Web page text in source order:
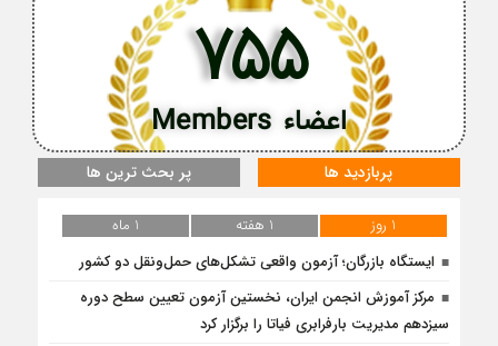
اعضاء Members
755
پربازدید ها پر بحث ترین ها
1 روز 1 هفته
1 ماه
ایستگاه بازرگان؛ آزمون واقعی تشکل‌‌های حمل‌ونقل دو کشور
مرکز آموزش انجمن ایران، نخستین آزمون تعیین سطح دوره
سیزدهم مدیریت بارفرابری فیاتا را برگزار کرد